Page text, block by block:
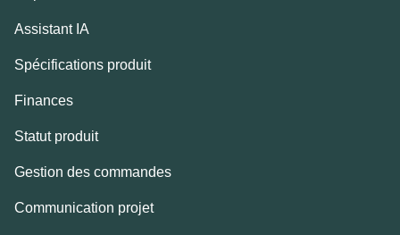
Assistant IA
Spécifications produit
Finances
Statut produit
Gestion des commandes
Communication projet